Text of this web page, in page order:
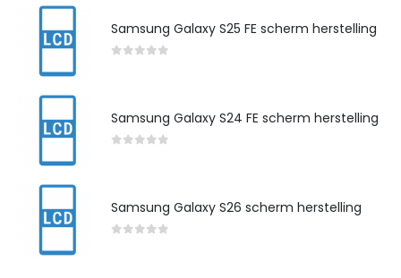
Samsung Galaxy S25 FE scherm herstelling
Samsung Galaxy S24 FE scherm herstelling
Samsung Galaxy S26 scherm herstelling